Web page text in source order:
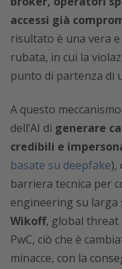
accessi già
risultato è una vera
rubata, in cui la
punto di partenza di
A questo
dell’AI di generare
credibili e
basate su deepfake),
barriera tecnica per
engineering su larga
Wikoff, global threat
PwC, ciò che è
minacce, con la